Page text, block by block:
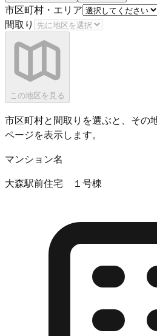
市区町村・エリア
間取り
この地区を見る
市区町村と間取りを選ぶと、その
ページを表示します。
マンション名
大森駅前住宅 １号棟